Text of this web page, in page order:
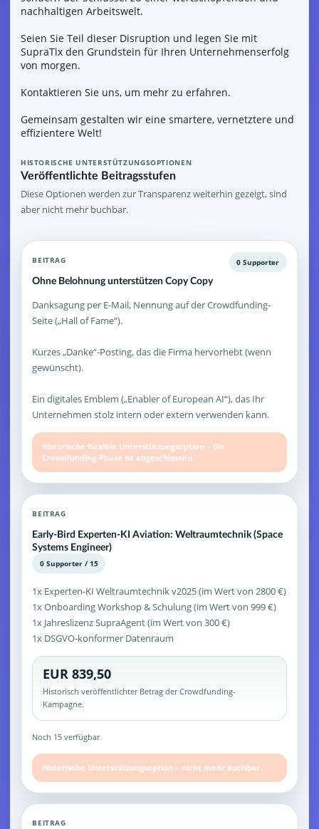
nachhaltigen Arbeitswelt.
Seien Sie Teil dieser Disruption und legen Sie mit
SupraTix den Grundstein für Ihren Unternehmenserfolg
von morgen.
Kontaktieren Sie uns, um mehr zu erfahren.
Gemeinsam gestalten wir eine smartere, vernetztere und
effizientere Welt!
HISTORISCHE UNTERSTÜTZUNGSOPTIONEN
Veröffentlichte Beitragsstufen
Diese Optionen werden zur Transparenz weiterhin gezeigt, sind
aber nicht mehr buchbar.
BEITRAG
Ohne Belohnung unterstützen Copy Copy
0 Supporter
Danksagung per E-Mail, Nennung auf der Crowdfunding-
Seite („Hall of Fame“).
Kurzes „Danke“-Posting, das die Firma hervorhebt (wenn
gewünscht).
Ein digitales Emblem („Enabler of European AI“), das Ihr
Unternehmen stolz intern oder extern verwenden kann.
Historische flexible Unterstützungsoption – die
Crowdfunding-Phase ist abgeschlossen.
BEITRAG
Early-Bird Experten-KI Aviation: Weltraumtechnik (Space
Systems Engineer)
0 Supporter / 15
1x Experten-KI Weltraumtechnik v2025 (im Wert von 2800 €)
1x Onboarding Workshop & Schulung (im Wert von 999 €)
1x Jahreslizenz SupraAgent (im Wert von 300 €)
1x DSGVO-konformer Datenraum
EUR 839,50
Historisch veröffentlichter Betrag der Crowdfunding-
Kampagne.
Noch 15 verfügbar
Historische Unterstützungsoption – nicht mehr buchbar.
BEITRAG